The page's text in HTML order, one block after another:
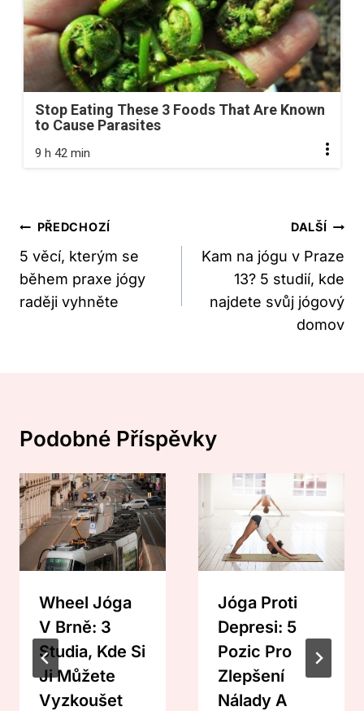
Stop Eating These 3 Foods That Are Known
to Cause Parasites
9 h 42 min
Navigace
Pro
Příspěvek
PŘEDCHOZÍ
5 věcí, kterým se
během praxe jógy
raději vyhněte
DALŠÍ
Kam na jógu v Praze
13? 5 studií, kde
najdete svůj jógový
domov
Podobné Příspěvky
Wheel Jóga
V Brně: 3
Studia, Kde Si
Ji Můžete
Vyzkoušet
Jóga Proti
Depresi: 5
Pozic Pro
Zlepšení
Nálady A